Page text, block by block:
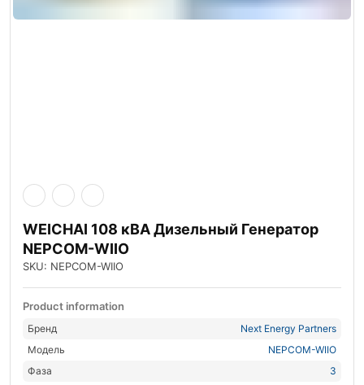
WEICHAI 108 кВА Дизельный Генератор
NEPCOM-WIIO
SKU: NEPCOM-WIIO
Product information
Бренд
Next Energy Partners
Модель
NEPCOM-WIIO
Фаза
3